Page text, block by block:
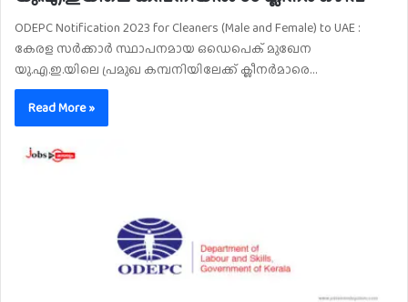
ODEPC Notification 2023 for Cleaners (Male and Female) to UAE :
കേരള സർക്കാർ സ്ഥാപനമായ ഒഡെപെക് മുഖേന
യു.എ.ഇ.യിലെ പ്രമുഖ കമ്പനിയിലേക്ക് ക്ലീനർമാരെ…
Read More »